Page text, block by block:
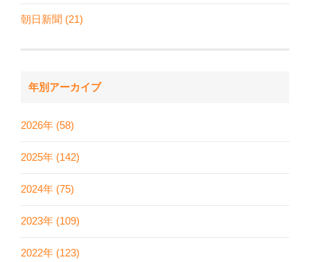
朝日新聞 (21)
年別アーカイブ
2026年 (58)
2025年 (142)
2024年 (75)
2023年 (109)
2022年 (123)